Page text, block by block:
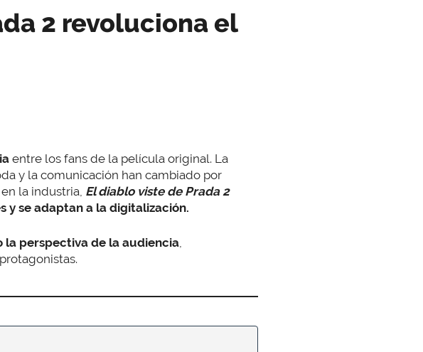
2 revoluciona el
entre los fans de la película original. La
y la comunicación han cambiado por
la industria, El diablo viste de Prada 2
y se adaptan a la digitalización.
perspectiva de la audiencia